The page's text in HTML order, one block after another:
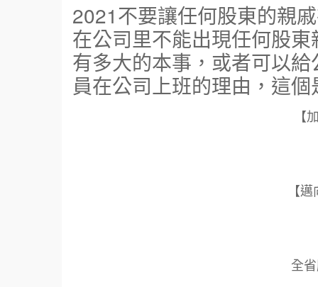
2021不要讓任何股東的親
在公司里不能出現任何股
有多大的本事，或者可以
員在公司上班的理由，這
【
【
全